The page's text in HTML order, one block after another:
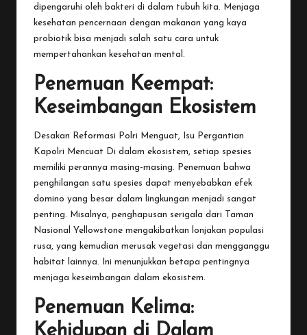
dipengaruhi oleh bakteri di dalam tubuh kita. Menjaga
kesehatan pencernaan dengan makanan yang kaya
probiotik bisa menjadi salah satu cara untuk
mempertahankan kesehatan mental.
Penemuan Keempat:
Keseimbangan Ekosistem
Desakan Reformasi Polri Menguat, Isu Pergantian
Kapolri Mencuat Di dalam ekosistem, setiap spesies
memiliki perannya masing-masing. Penemuan bahwa
penghilangan satu spesies dapat menyebabkan efek
domino yang besar dalam lingkungan menjadi sangat
penting. Misalnya, penghapusan serigala dari Taman
Nasional Yellowstone mengakibatkan lonjakan populasi
rusa, yang kemudian merusak vegetasi dan mengganggu
habitat lainnya. Ini menunjukkan betapa pentingnya
menjaga keseimbangan dalam ekosistem.
Penemuan Kelima: